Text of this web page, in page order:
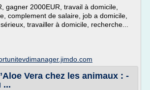
gagner 2000EUR, travail à domicile,
complement de salaire, job a domicile,
travailler à domicile, recherche...
Vera chez les animaux : -
...